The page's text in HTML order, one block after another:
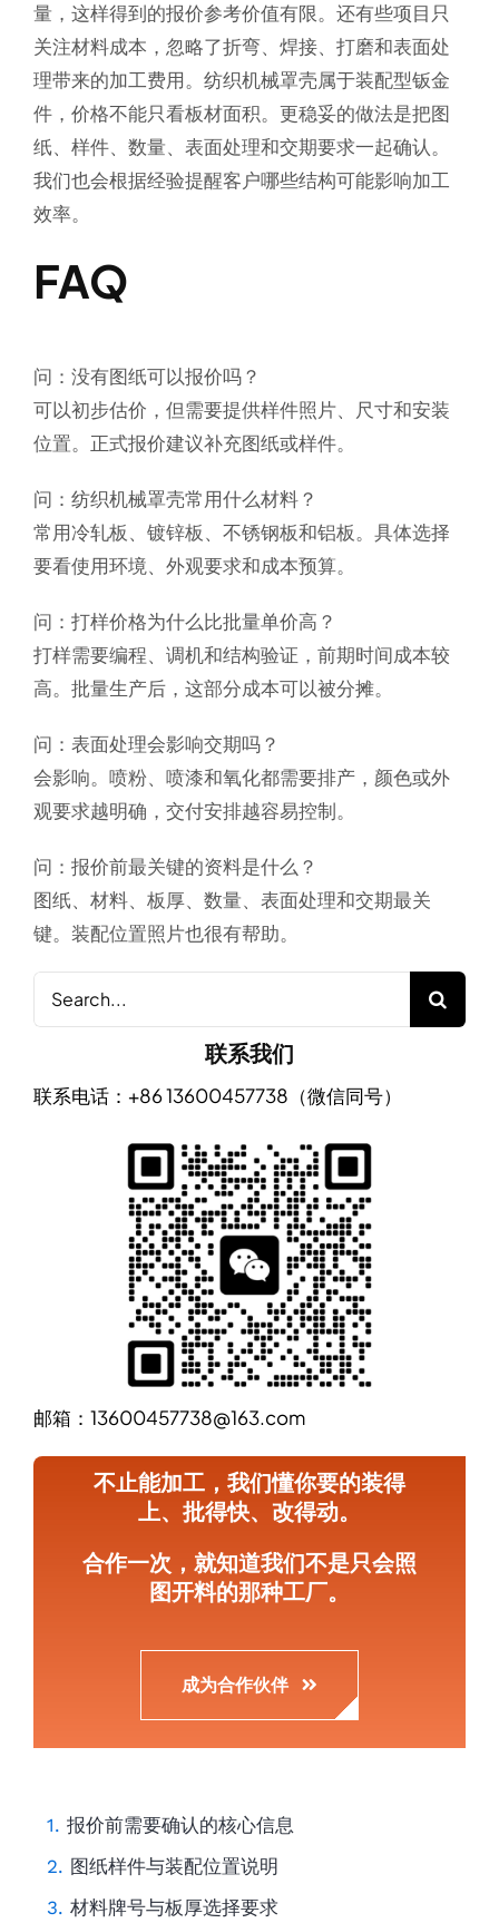
量，这样得到的报价参考价值有限。还有些项目只
关注材料成本，忽略了折弯、焊接、打磨和表面处
理带来的加工费用。纺织机械罩壳属于装配型钣金
件，价格不能只看板材面积。更稳妥的做法是把图
纸、样件、数量、表面处理和交期要求一起确认。
我们也会根据经验提醒客户哪些结构可能影响加工
效率。
FAQ
问：没有图纸可以报价吗？
可以初步估价，但需要提供样件照片、尺寸和安装
位置。正式报价建议补充图纸或样件。
问：纺织机械罩壳常用什么材料？
常用冷轧板、镀锌板、不锈钢板和铝板。具体选择
要看使用环境、外观要求和成本预算。
问：打样价格为什么比批量单价高？
打样需要编程、调机和结构验证，前期时间成本较
高。批量生产后，这部分成本可以被分摊。
问：表面处理会影响交期吗？
会影响。喷粉、喷漆和氧化都需要排产，颜色或外
观要求越明确，交付安排越容易控制。
问：报价前最关键的资料是什么？
图纸、材料、板厚、数量、表面处理和交期最关
键。装配位置照片也很有帮助。
Search
for:
联系我们
联系电话：+86 13600457738（微信同号）
邮箱：13600457738@163.com
不止能加工，我们懂你要的装得
上、批得快、改得动。
合作一次，就知道我们不是只会照
图开料的那种工厂。
成为合作伙伴
报价前需要确认的核心信息
图纸样件与装配位置说明
材料牌号与板厚选择要求